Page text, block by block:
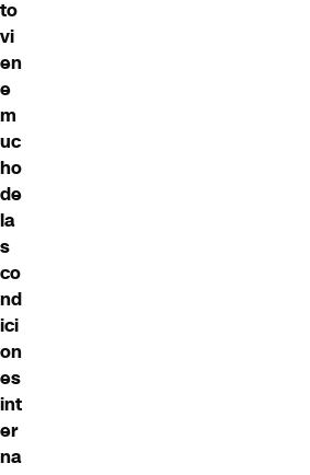
to
vi
en
e
m
uc
ho
de
la
s
co
nd
ici
on
es
int
er
na